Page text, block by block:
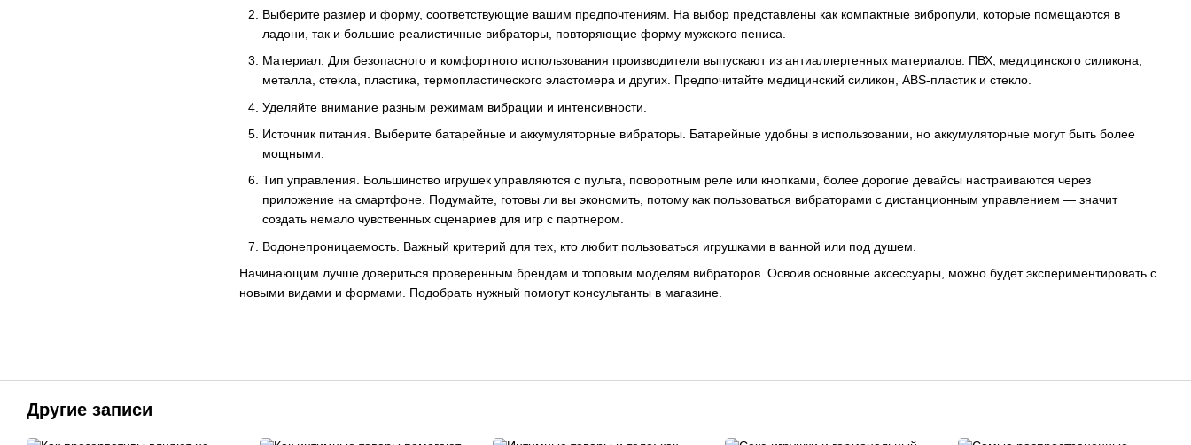
Выберите размер и форму, соответствующие вашим предпочтениям. На выбор представлены как компактные вибропули, которые помещаются в
ладони, так и большие реалистичные вибраторы, повторяющие форму мужского пениса.
Материал. Для безопасного и комфортного использования производители выпускают из антиаллергенных материалов: ПВХ, медицинского силикона,
металла, стекла, пластика, термопластического эластомера и других. Предпочитайте медицинский силикон, ABS-пластик и стекло.
Уделяйте внимание разным режимам вибрации и интенсивности.
Источник питания. Выберите батарейные и аккумуляторные вибраторы. Батарейные удобны в использовании, но аккумуляторные могут быть более
мощными.
Тип управления. Большинство игрушек управляются с пульта, поворотным реле или кнопками, более дорогие девайсы настраиваются через
приложение на смартфоне. Подумайте, готовы ли вы экономить, потому как пользоваться вибраторами с дистанционным управлением — значит
создать немало чувственных сценариев для игр с партнером.
Водонепроницаемость. Важный критерий для тех, кто любит пользоваться игрушками в ванной или под душем.
Начинающим лучше довериться проверенным брендам и топовым моделям вибраторов. Освоив основные аксессуары, можно будет экспериментировать с
новыми видами и формами. Подобрать нужный помогут консультанты в магазине.
Другие записи